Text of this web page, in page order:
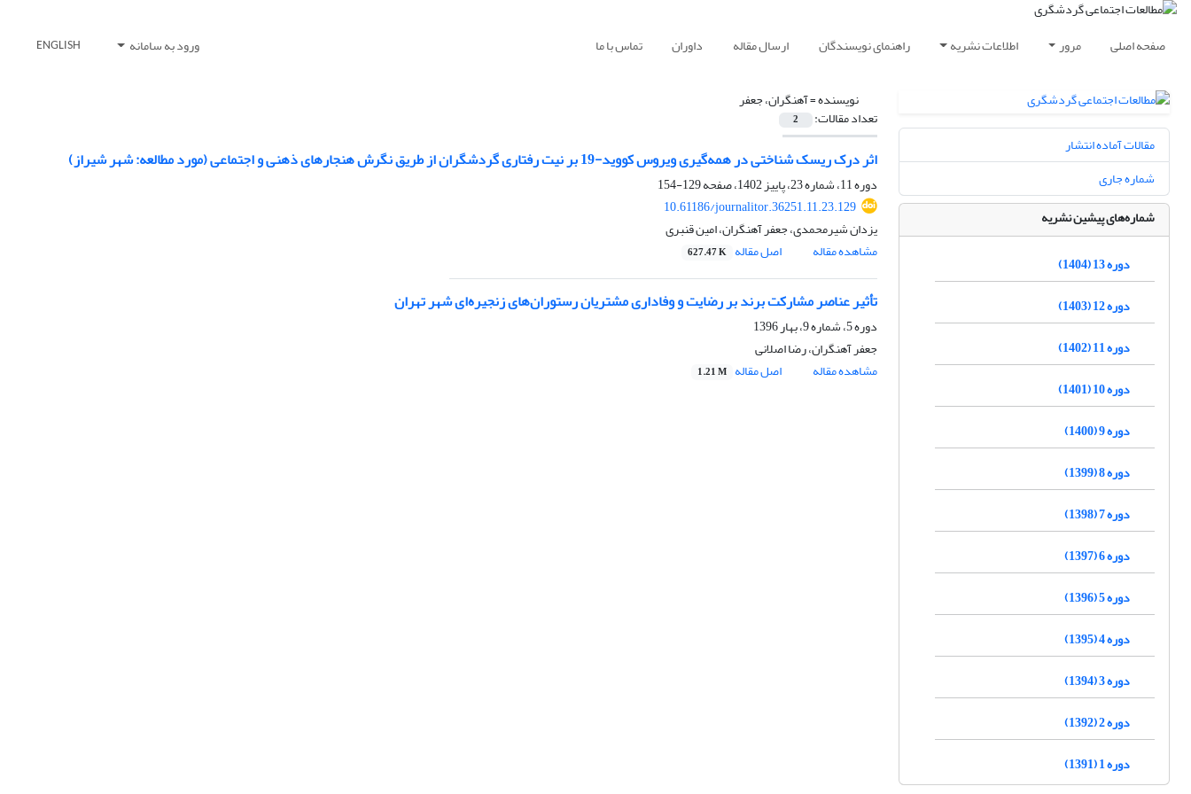
صفحه اصلی مرور اطلاعات نشریه راهنمای نویسندگان ارسال مقاله داوران تماس با ما ورود به سامانه ENGLISH
نویسنده =آهنگران، جعفر
تعداد مقالات: 2
اثر درک ریسک شناختی در همه‌گیری ویروس کووید-19 بر نیت رفتاری گردشگران از طریق نگرش هنجارهای ذهنی و اجتماعی (مورد مطالعه: شهر شیراز)
دوره 11، شماره 23، پاییز 1402، صفحه
129-154
10.61186/journalitor.36251.11.23.129
یزدان شیرمحمدی، جعفر آهنگران، امین قنبری
مشاهده مقاله
اصل مقاله 627.47 K
تأثیر عناصر مشارکت برند بر رضایت و وفاداری مشتریان رستوران‌های زنجیره‌ای شهر تهران
دوره 5، شماره 9، بهار 1396
جعفر آهنگران، رضا اصلانی
مشاهده مقاله
اصل مقاله 1.21 M
مقالات آماده انتشار
شماره جاری
شماره‌های پیشین نشریه
دوره 13 (1404)
دوره 12 (1403)
دوره 11 (1402)
دوره 10 (1401)
دوره 9 (1400)
دوره 8 (1399)
دوره 7 (1398)
دوره 6 (1397)
دوره 5 (1396)
دوره 4 (1395)
دوره 3 (1394)
دوره 2 (1392)
دوره 1 (1391)